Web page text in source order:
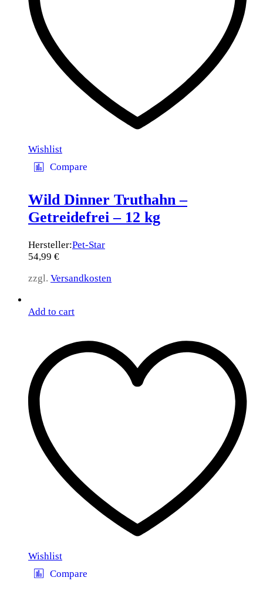
Wishlist
Compare
Wild Dinner Truthahn –
Getreidefrei – 12 kg
Hersteller:Pet-Star
54,99 €
zzgl. Versandkosten
Add to cart
Wishlist
Compare